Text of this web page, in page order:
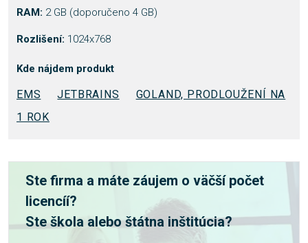
RAM: 2 GB (doporučeno 4 GB)
Rozlišení: 1024x768
Kde nájdem produkt
EMS JETBRAINS
GOLAND, PRODLOUŽENÍ NA
1 ROK
Ste firma a máte záujem o väčší počet
licencíí?
Ste škola alebo štátna inštitúcia?